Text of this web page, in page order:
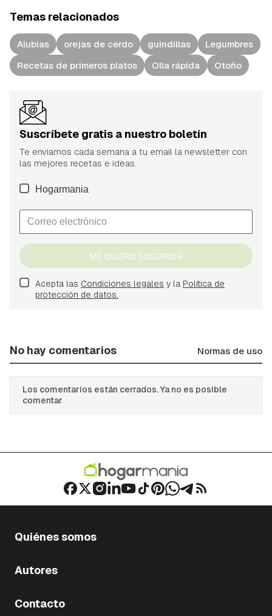
Temas relacionados
Alubias orejas de cerdo guindillas
Legumbres
Recetas de primeros platos
Olla rápida Otoño
Suscríbete gratis a nuestro boletín
Te enviamos cada semana a tu email la newsletter con
las mejores recetas e ideas.
Hogarmania
ME QUIERO SUSCRIBIR
Acepta las Condiciones legales y la Política de
protección de datos.
No hay comentarios Normas de uso
Los comentarios están cerrados. Ya no es posible
comentar
Quiénes somos
Autores
Contacto